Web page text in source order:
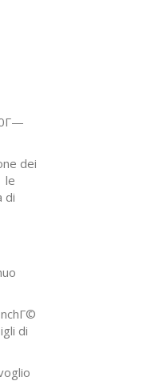
dei
le
di
di